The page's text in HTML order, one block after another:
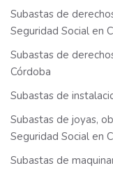
Subastas de
Seguridad Social en
Subastas de
Córdoba
Subastas de
Subastas de joyas,
Seguridad Social en
Subastas de